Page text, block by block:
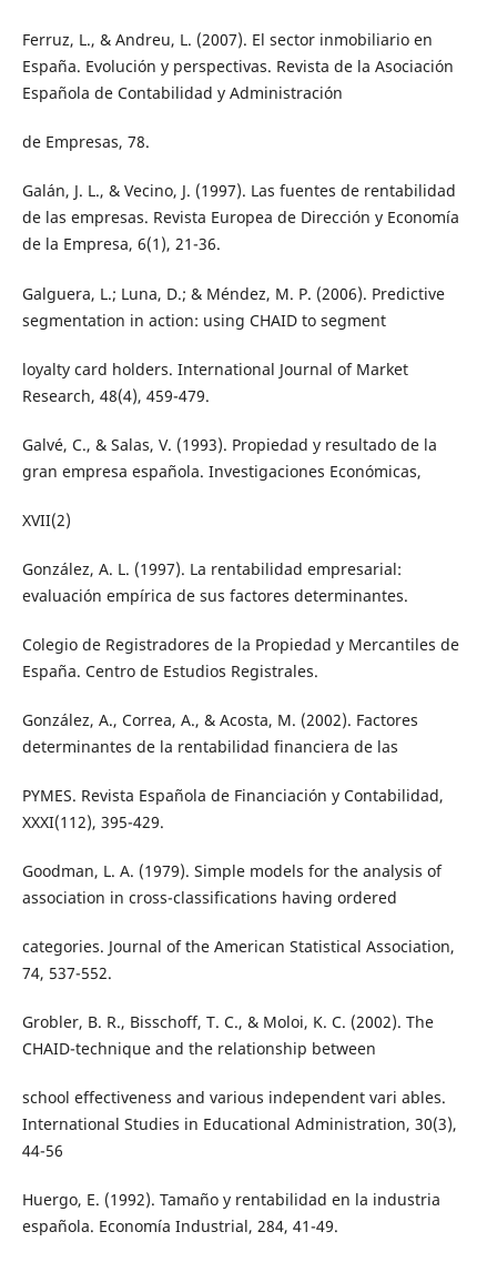
Ferruz, L., & Andreu, L. (2007). El sector inmobiliario en
España. Evolución y perspectivas. Revista de la Asociación
Española de Contabilidad y Administración
de Empresas, 78.
Galán, J. L., & Vecino, J. (1997). Las fuentes de rentabilidad
de las empresas. Revista Europea de Dirección y Economía
de la Empresa, 6(1), 21-36.
Galguera, L.; Luna, D.; & Méndez, M. P. (2006). Predictive
segmentation in action: using CHAID to segment
loyalty card holders. International Journal of Market
Research, 48(4), 459-479.
Galvé, C., & Salas, V. (1993). Propiedad y resultado de la
gran empresa española. Investigaciones Económicas,
XVII(2)
González, A. L. (1997). La rentabilidad empresarial:
evaluación empírica de sus factores determinantes.
Colegio de Registradores de la Propiedad y Mercantiles de
España. Centro de Estudios Registrales.
González, A., Correa, A., & Acosta, M. (2002). Factores
determinantes de la rentabilidad financiera de las
PYMES. Revista Española de Financiación y Contabilidad,
XXXI(112), 395-429.
Goodman, L. A. (1979). Simple models for the analysis of
association in cross-classifications having ordered
categories. Journal of the American Statistical Association,
74, 537-552.
Grobler, B. R., Bisschoff, T. C., & Moloi, K. C. (2002). The
CHAID-technique and the relationship between
school effectiveness and various independent vari ables.
International Studies in Educational Administration, 30(3),
44-56
Huergo, E. (1992). Tamaño y rentabilidad en la industria
española. Economía Industrial, 284, 41-49.